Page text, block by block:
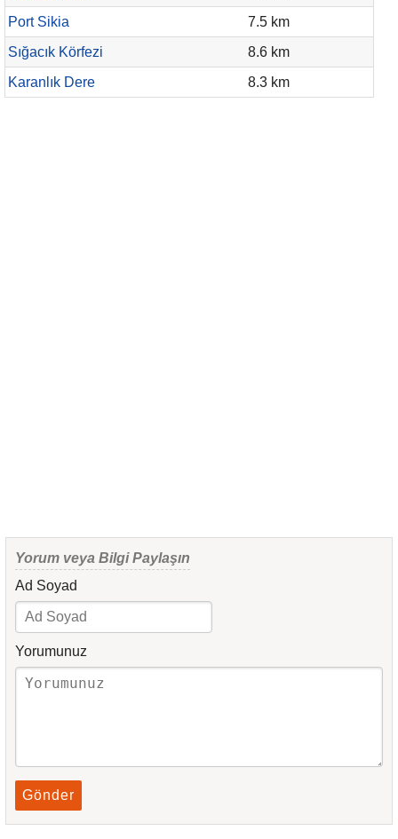
Port Sikia
7.5 km
Sığacık Körfezi
8.6 km
Karanlık Dere
8.3 km
Yorum veya Bilgi Paylaşın
Ad Soyad
Yorumunuz
Gönder